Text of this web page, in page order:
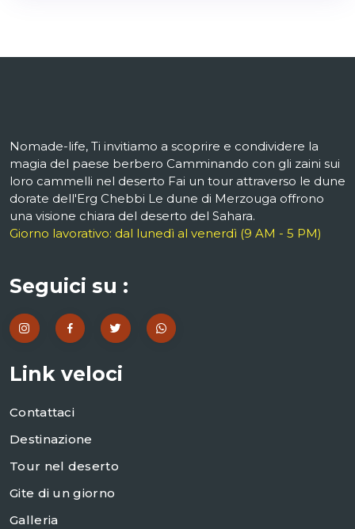
Nomade-life, Ti invitiamo a scoprire e condividere la
magia del paese berbero Camminando con gli zaini sui
loro cammelli nel deserto Fai un tour attraverso le dune
dorate dell'Erg Chebbi Le dune di Merzouga offrono
una visione chiara del deserto del Sahara.
Giorno lavorativo: dal lunedì al venerdì (9 AM - 5 PM)
Seguici su :
Link veloci
Contattaci
Destinazione
Tour nel deserto
Gite di un giorno
Galleria